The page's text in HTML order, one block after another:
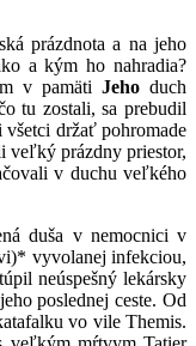
prázdnota a na jeho
a kým ho nahradia?
v pamäti Jehoduch
tu zostali, sa prebudil
držať pohromade
veľký prázdny priestor,
v duchu veľkého
duša v nemocnici v
vyvolanej infekciou,
neúspešný lekársky
poslednej ceste. Od
vo vile Themis.